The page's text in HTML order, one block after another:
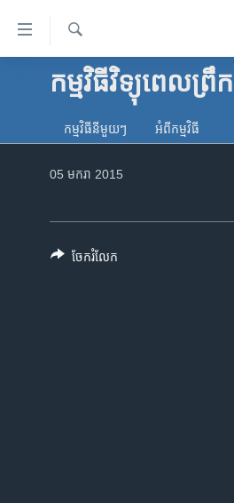
ទៅ​
គេហទំព័រ​
ទាក់ទង
និង​អាមេរិក
រក
កម្មវិធីវិទ្យុពេលព្រឹក
កម្មវិធី​នីមួយៗ អំពី​កម្មវិធី​
05 មករា 2015
ចែករំលែក